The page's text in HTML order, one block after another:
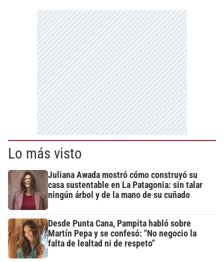
Lo más visto
Juliana Awada mostró cómo construyó su
casa sustentable en La Patagonia: sin talar
ningún árbol y de la mano de su cuñado
Desde Punta Cana, Pampita habló sobre
Martín Pepa y se confesó: "No negocio la
falta de lealtad ni de respeto"